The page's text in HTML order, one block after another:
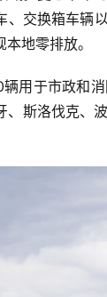
、交换箱车辆
地零排放。
用于市政和
、斯洛伐克、